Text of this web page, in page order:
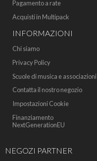
Pagamento a rate
Acquisti in Multipack
INFORMAZIONI
Chi siamo
Privacy Policy
Scuole di musica e associazioni
Contatta il nostro negozio
Impostazioni Cookie
Finanziamento
NextGenerationEU
NEGOZI PARTNER